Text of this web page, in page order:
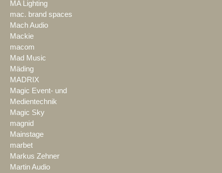
MA Lighting
mac. brand spaces
Mach Audio
Mackie
macom
Mad Music
Mäding
MADRIX
Magic Event- und
Medientechnik
Magic Sky
magnid
Mainstage
marbet
Markus Zehner
Martin Audio